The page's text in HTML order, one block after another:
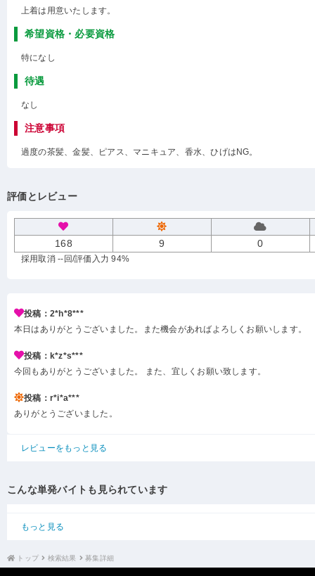
上着は用意いたします。
希望資格・必要資格
特になし
待遇
なし
注意事項
過度の茶髪、金髪、ピアス、マニキュア、香水、ひげはNG。
評価とレビュー
168 9 0
採用取消 --回/評価入力 94%
投稿：2*h*8***
本日はありがとうございました。また機会があればよろしくお願いします。
投稿：k*z*s***
今回もありがとうございました。 また、宜しくお願い致します。
投稿：r*i*a***
ありがとうございました。
レビューをもっと見る
こんな単発バイトも見られています
もっと見る
トップ 検索結果 募集詳細